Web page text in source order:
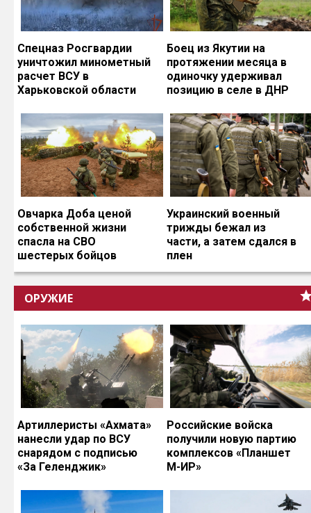
Спецназ Росгвардии
уничтожил минометный
расчет ВСУ в
Харьковской области
Боец из Якутии на
протяжении месяца в
одиночку удерживал
позицию в селе в ДНР
Овчарка Доба ценой
собственной жизни
спасла на СВО
шестерых бойцов
Украинский военный
трижды бежал из
части, а затем сдался в
плен
ОРУЖИЕ
Артиллеристы «Ахмата»
нанесли удар по ВСУ
снарядом с подписью
«За Геленджик»
Российские войска
получили новую партию
комплексов «Планшет
М-ИР»